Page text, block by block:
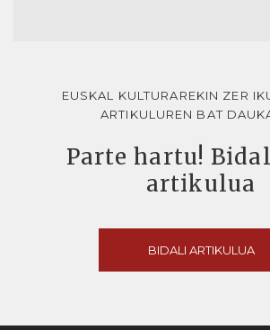
EUSKAL KULTURAREKIN ZER
ARTIKULUREN BAT
Parte hartu!
artikulua
BIDALI ARTIKULUA